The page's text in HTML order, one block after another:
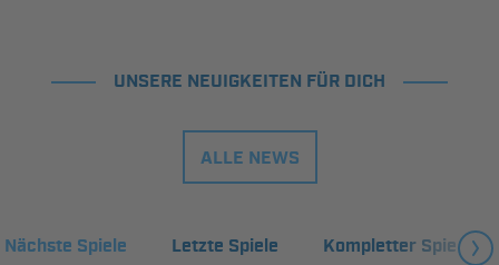
UNSERE NEUIGKEITEN FÜR DICH
ALLE NEWS
Nächste Spiele Letzte Spiele Kompletter Spielplan